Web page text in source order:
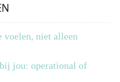
voelen, niet alleen
jou: operational of